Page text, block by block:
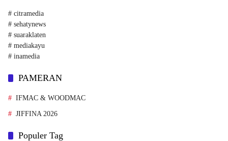
# citramedia
# sehatynews
# suaraklaten
# mediakayu
# inamedia
PAMERAN
IFMAC & WOODMAC
JIFFINA 2026
Populer Tag